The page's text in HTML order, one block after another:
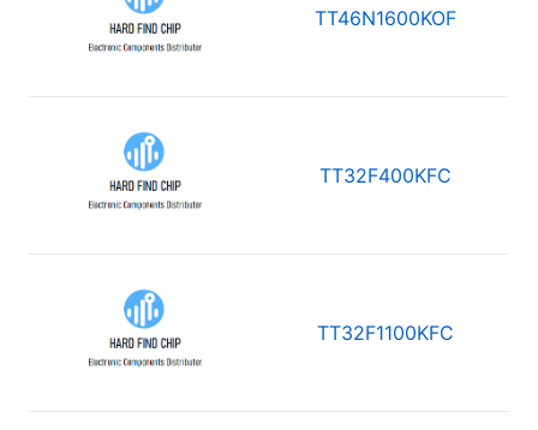
TT46N1600KOF
TT32F400KFC
TT32F1100KFC